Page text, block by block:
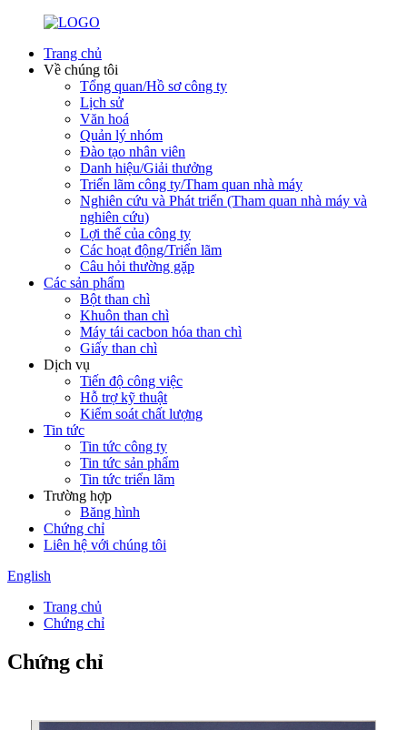
Trang chủ
Về chúng tôi
Tổng quan/Hồ sơ công ty
Lịch sử
Văn hoá
Quản lý nhóm
Đào tạo nhân viên
Danh hiệu/Giải thưởng
Triển lãm công ty/Tham quan nhà máy
Nghiên cứu và Phát triển (Tham quan nhà máy và
nghiên cứu)
Lợi thế của công ty
Các hoạt động/Triển lãm
Câu hỏi thường gặp
Các sản phẩm
Bột than chì
Khuôn than chì
Máy tái cacbon hóa than chì
Giấy than chì
Dịch vụ
Tiến độ công việc
Hỗ trợ kỹ thuật
Kiểm soát chất lượng
Tin tức
Tin tức công ty
Tin tức sản phẩm
Tin tức triển lãm
Trường hợp
Băng hình
Chứng chỉ
Liên hệ với chúng tôi
English
Trang chủ
Chứng chỉ
Chứng chỉ